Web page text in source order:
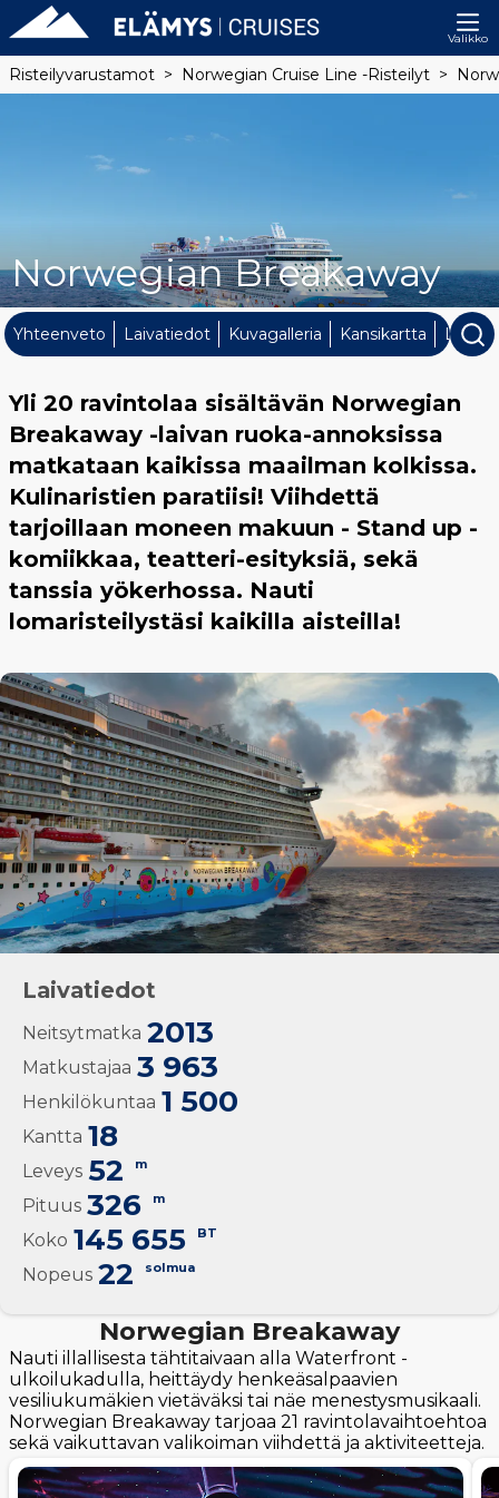
Valikko
Risteilyvarustamot Norwegian Cruise Line -risteilyt
Norwegian Breakaway
Yhteenveto Laivatiedot Kuvagalleria Kansikartta
Yli 20 ravintolaa sisältävän Norwegian
Breakaway -laivan ruoka-annoksissa
matkataan kaikissa maailman kolkissa.
Kulinaristien paratiisi! Viihdettä
tarjoillaan moneen makuun - Stand up -
komiikkaa, teatteri-esityksiä, sekä
tanssia yökerhossa. Nauti
lomaristeilystäsi kaikilla aisteilla!
Laivatiedot
Neitsytmatka 2013
Matkustajaa 3 963
Henkilökuntaa 1 500
Kantta 18
Leveys 52 m
Pituus 326 m
Koko 145 655 BT
Nopeus 22 solmua
Norwegian Breakaway
Nauti illallisesta tähtitaivaan alla Waterfront -
ulkoilukadulla, heittäydy henkeäsalpaavien
vesiliukumäkien vietäväksi tai näe menestysmusikaali.
Norwegian Breakaway tarjoaa 21 ravintolavaihtoehtoa
sekä vaikuttavan valikoiman viihdettä ja aktiviteetteja.